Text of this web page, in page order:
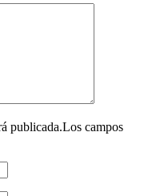
publicada.Los campos